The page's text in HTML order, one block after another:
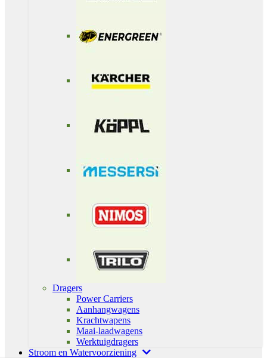
Dragers
Power Carriers
Aanhangwagens
Krachtwapens
Maai-laadwagens
Werktuigdragers
Stroom en Watervoorziening